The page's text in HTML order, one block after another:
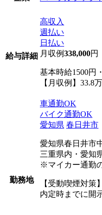
給与詳細
高収入
週払い
日払い
月収例338,000円
基本時給1500円
【月収例】33.8
勤務地
車通勤OK
バイク通勤OK
愛知県 春日井市
愛知県春日井市
三重県内・愛知
※マイカー通勤
【受動喫煙対策】
内定時までに開